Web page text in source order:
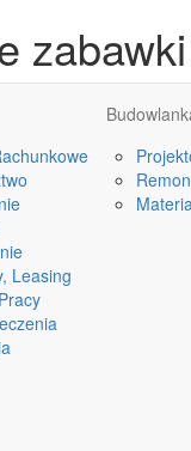
Leasing